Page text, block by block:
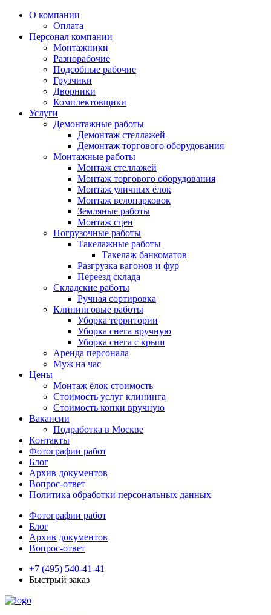
О компании
Оплата
Персонал компании
Монтажники
Разнорабочие
Подсобные рабочие
Грузчики
Дворники
Комплектовщики
Услуги
Демонтажные работы
Демонтаж стеллажей
Демонтаж торгового оборудования
Монтажные работы
Монтаж стеллажей
Монтаж торгового оборудования
Монтаж уличных ёлок
Монтаж велопарковок
Земляные работы
Монтаж сцен
Погрузочные работы
Такелажные работы
Такелаж банкоматов
Разгрузка вагонов и фур
Переезд склада
Складские работы
Ручная сортировка
Клининговые работы
Уборка территории
Уборка снега вручную
Уборка снега с крыш
Аренда персонала
Муж на час
Цены
Монтаж ёлок стоимость
Стоимость услуг клининга
Стоимость копки вручную
Вакансии
Подработка в Москве
Контакты
Фотографии работ
Блог
Архив документов
Вопрос-ответ
Политика обработки персональных данных
Фотографии работ
Блог
Архив документов
Вопрос-ответ
+7 (495) 540-41-41
Быстрый заказ